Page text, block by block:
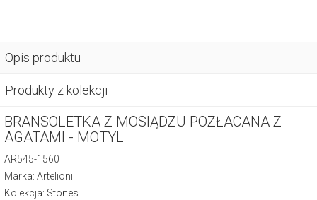
Opis produktu
Produkty z kolekcji
BRANSOLETKA Z MOSIĄDZU POZŁACANA Z
AGATAMI - MOTYL
AR545-1560
Marka: Artelioni
Kolekcja: Stones